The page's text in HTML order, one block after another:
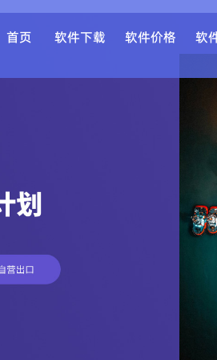
首页 软件下载 软件价格 软